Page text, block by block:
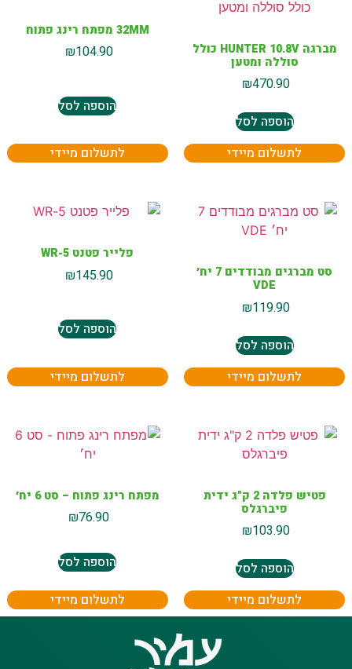
מברגה HUNTER 10.8V כולל
סוללה ומטען
₪470.90
הוספה לסל
לתשלום מיידי
32MM מפתח רינג פתוח
₪104.90
הוספה לסל
לתשלום מיידי
סט מברגים מבודדים 7 יח׳
VDE
₪119.90
הוספה לסל
לתשלום מיידי
פלייר פטנט 5-WR
₪145.90
הוספה לסל
לתשלום מיידי
פטיש פלדה 2 ק"ג ידית
פיברגלס
₪103.90
הוספה לסל
לתשלום מיידי
מפתח רינג פתוח – סט 6 יח׳
₪76.90
הוספה לסל
לתשלום מיידי